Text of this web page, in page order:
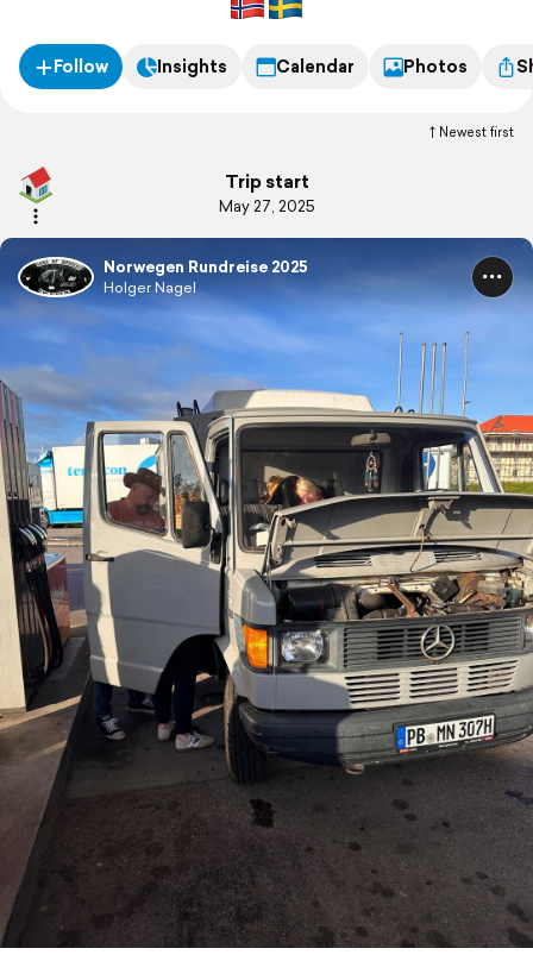
Follow Insights Calendar Photos
Newest first
Trip start
May 27, 2025
Norwegen Rundreise 2025
Holger Nagel